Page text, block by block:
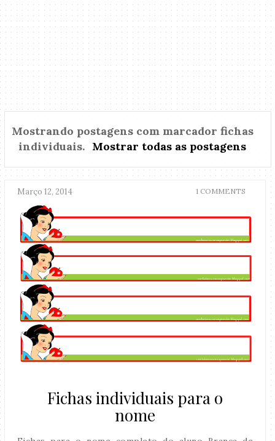
Mostrando postagens com marcador fichas
individuais. Mostrar todas as postagens
Março 12, 2014 1 COMMENTS
Fichas individuais para o
nome